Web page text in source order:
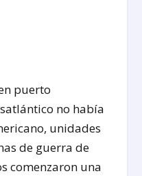
puerto
no había
unidades
de guerra de
comenzaron una